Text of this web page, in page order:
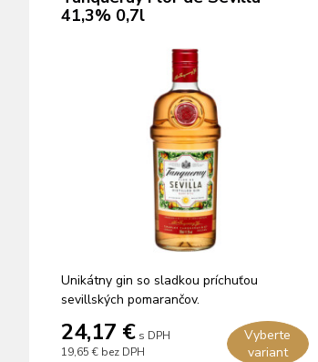
41,3% 0,7l
Unikátny gin so sladkou príchuťou
sevillských pomarančov.
24,17 € s DPH
19,65 € bez DPH
Vyberte
variant